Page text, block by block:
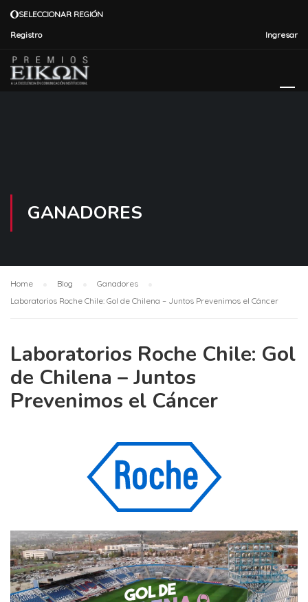
SELECCIONAR REGIÓN
Ingresar
Registro
GANADORES
Home Blog
Ganadores
Laboratorios Roche Chile: Gol de Chilena – Juntos Prevenimos el Cáncer
Laboratorios Roche Chile: Gol
de Chilena – Juntos
Prevenimos el Cáncer